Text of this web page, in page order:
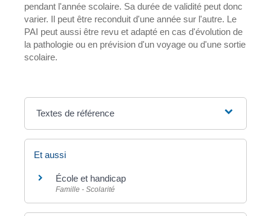
pendant l'année scolaire. Sa durée de validité peut donc
varier. Il peut être reconduit d'une année sur l'autre. Le
PAI peut aussi être revu et adapté en cas d'évolution de
la pathologie ou en prévision d'un voyage ou d'une sortie
scolaire.
Textes de référence
Et aussi
École et handicap
Famille - Scolarité